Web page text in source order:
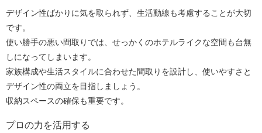
デザイン性ばかりに気を取られず、生活動線も考慮することが大切
です。
使い勝手の悪い間取りでは、せっかくのホテルライクな空間も台無
しになってしまいます。
家族構成や生活スタイルに合わせた間取りを設計し、使いやすさと
デザイン性の両立を目指しましょう。
収納スペースの確保も重要です。
プロの力を活用する